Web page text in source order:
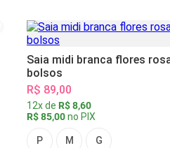
Saia midi branca flores
bolsos
R$ 89,00
12x de R$ 8,60
R$ 85,00no PIX
P M G